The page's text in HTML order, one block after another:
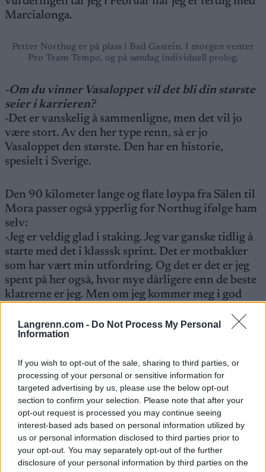
Langrenn.com - Do Not Process My Personal
Information
If you wish to opt-out of the sale, sharing to third parties, or
processing of your personal or sensitive information for
targeted advertising by us, please use the below opt-out
section to confirm your selection. Please note that after your
opt-out request is processed you may continue seeing
interest-based ads based on personal information utilized by
us or personal information disclosed to third parties prior to
your opt-out. You may separately opt-out of the further
disclosure of your personal information by third parties on the
Marcialonga.
Petter Northug er på plass i Bad Gastein. I morgen venter
Pro Team Tempo, og på søndag individuell prolog.
-Om du vinner Vasaloppet vil det bli din største
seier i karrieren?
-Det er vanskelig å sammenligne, men det vil jo
være stort. Av den her type renn, så er jo
Vasaloppet den største. Den har en historie,
spesielt i Sverige.
Den 90 kilometer lange og flate løypa fra Sälen til
Mora passer også ypperlig for Northug ifølge ham
selv:
-Jeg er veldig glad i staking. Jeg var ganske tidlig å
starte med det i klasssk sprint. Det er motbakker
som har vært min utfordring. Og det er det er jeg
spent på her også, hvor mye dårligere enn de beste
klatrerne er jeg. Men om jeg kommer meg i god
mulighet til å følge i tungt terreng.
-Den er nok ikke hva den en gang var, men det er jo
noe som skjer i hodet mitt om jeg er i et felt,
forteller han med et lurt smil.
Petter Northug: Har ikke trent så mye
siden 2017